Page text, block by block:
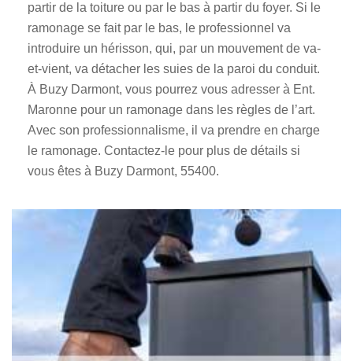
partir de la toiture ou par le bas à partir du foyer. Si le
ramonage se fait par le bas, le professionnel va
introduire un hérisson, qui, par un mouvement de va-
et-vient, va détacher les suies de la paroi du conduit.
À Buzy Darmont, vous pourrez vous adresser à Ent.
Maronne pour un ramonage dans les règles de l’art.
Avec son professionnalisme, il va prendre en charge
le ramonage. Contactez-le pour plus de détails si
vous êtes à Buzy Darmont, 55400.